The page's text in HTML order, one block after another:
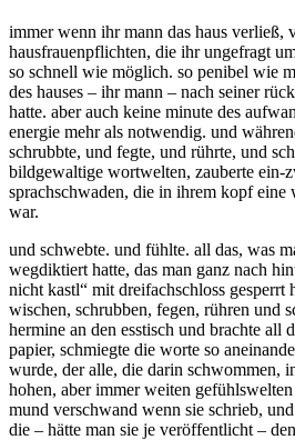
immer wenn ihr mann das haus verließ,
hausfrauenpflichten, die ihr ungefragt
so schnell wie möglich. so penibel wie
des hauses – ihr mann – nach seiner
hatte. aber auch keine minute des
energie mehr als notwendig. und
schrubbte, und fegte, und rührte, und
bildgewaltige wortwelten, zauberte ein-
sprachschwaden, die in ihrem kopf eine
war.
und schwebte. und fühlte. all das, was
wegdiktiert hatte, das man ganz nach
nicht kastl“ mit dreifachschloss gesperrt
wischen, schrubben, fegen, rühren und
hermine an den esstisch und brachte all
papier, schmiegte die worte so
wurde, der alle, die darin schwommen,
hohen, aber immer weiten
mund verschwand wenn sie schrieb,
die – hätte man sie je veröffentlicht –